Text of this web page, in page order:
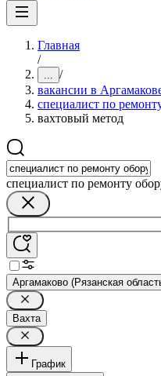
Главная
/
... /
вакансии в
специалист по
вахтовый метод
специалист по ремонту
Аргамаково (Рязанская
Вахта
График